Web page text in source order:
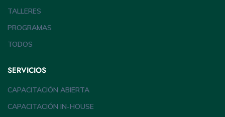
TALLERES
PROGRAMAS
TODOS
SERVICIOS
CAPACITACIÓN ABIERTA
CAPACITACIÓN IN-HOUSE